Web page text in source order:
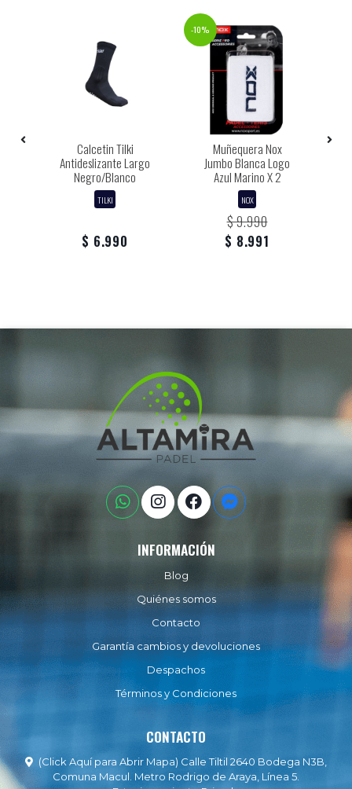
Calcetin Tilki
Antideslizante Largo
Negro/Blanco
TILKI
$ 6.990
-10%
Muñequera Nox
Jumbo Blanca Logo
Azul Marino X 2
NOX
$ 9.990
$ 8.991
INFORMACIÓN
Blog
Quiénes somos
Contacto
Garantía cambios y devoluciones
Despachos
Términos y Condiciones
CONTACTO
(Click Aquí para Abrir Mapa) Calle Tiltil 2640 Bodega N3B,
Comuna Macul. Metro Rodrigo de Araya, Línea 5.